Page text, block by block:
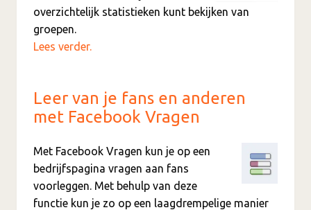
overzichtelijk statistieken kunt bekijken van
groepen.
Lees verder.
Leer van je fans en anderen
met Facebook Vragen
Met Facebook Vragen kun je op een
bedrijfspagina vragen aan fans
voorleggen. Met behulp van deze
functie kun je zo op een laagdrempelige manier